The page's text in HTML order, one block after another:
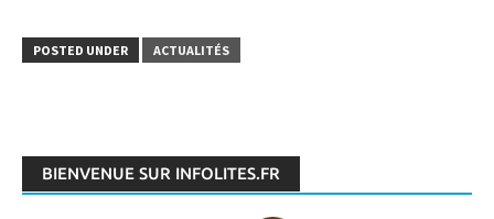
POSTED UNDER ACTUALITÉS
BIENVENUE SUR INFOLITES.FR